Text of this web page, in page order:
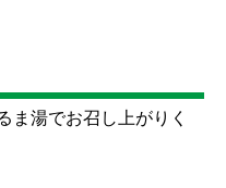
ま湯でお召し上がりく